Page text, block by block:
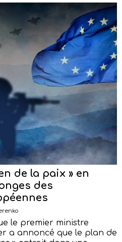
de la paix » en
des
le premier ministre
a annoncé que le plan de